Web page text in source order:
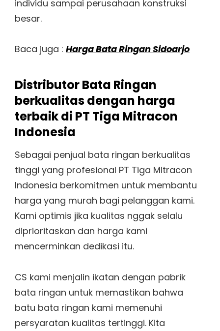
individu sampai perusahaan konstruksi
besar.
Baca juga : Harga Bata Ringan Sidoarjo
Distributor Bata Ringan
berkualitas dengan harga
terbaik di PT Tiga Mitracon
Indonesia
Sebagai penjual bata ringan berkualitas
tinggi yang profesional PT Tiga Mitracon
Indonesia berkomitmen untuk membantu
harga yang murah bagi pelanggan kami.
Kami optimis jika kualitas nggak selalu
diprioritaskan dan harga kami
mencerminkan dedikasi itu.
CS kami menjalin ikatan dengan pabrik
bata ringan untuk memastikan bahwa
batu bata ringan kami memenuhi
persyaratan kualitas tertinggi. Kita